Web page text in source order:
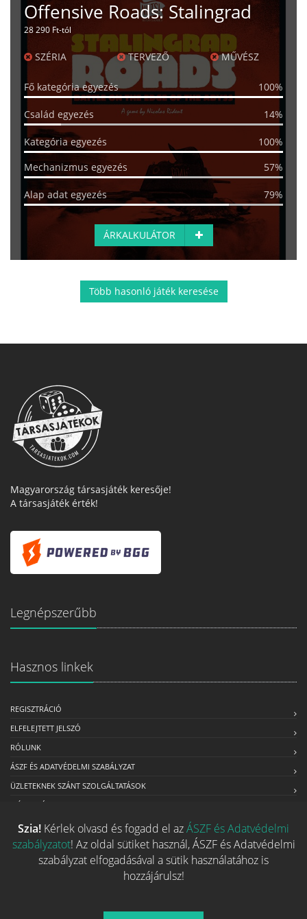
Offensive Roads: Stalingrad
28 290 Ft-tól
SZÉRIA TERVEZŐ MŰVÉSZ
Fő kategória egyezés 100%
Család egyezés 14%
Kategória egyezés
100%
Mechanizmus egyezés
57%
Alap adat egyezés 79%
ÁRKALKULÁTOR
Több hasonló játék keresése
Magyarország társasjáték keresője!
A társasjáték érték!
Legnépszerűbb
Hasznos linkek
REGISZTRÁCIÓ
ELFELEJTETT JELSZÓ
RÓLUNK
ÁSZF ÉS ADATVÉDELMI SZABÁLYZAT
ÜZLETEKNEK SZÁNT SZOLGÁLTATÁSOK
MÉDIAAJÁNLAT
Kapcsolat
Szia! Kérlek olvasd és fogadd el azÁSZF és Adatvédelmi
szabályzatot! Az oldal sütiket használ, ÁSZF és Adatvédelmi
szabályzat elfogadásával a sütik használatához is
hozzájárulsz!